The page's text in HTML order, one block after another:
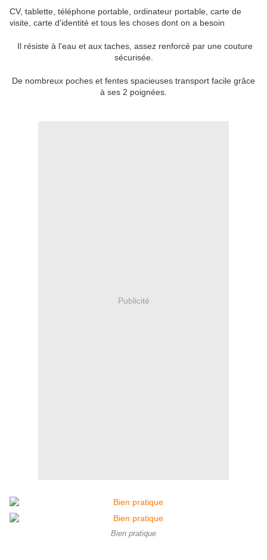
CV, tablette, téléphone portable, ordinateur portable, carte de
visite, carte d'identité et tous les choses dont on a besoin
Il résiste à l'eau et aux taches, assez renforcé par une couture
sécurisée.
De nombreux poches et fentes spacieuses transport facile grâce
à ses 2 poignées.
Publicité
Bien pratique